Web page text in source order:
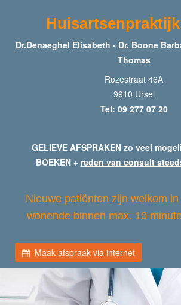
Dr.Denaeghel Elisabeth - Dr. Boone
Thomas
Rozestraat 46A
9910 Ursel
Tel: 09 277 07 20
GELIEVE AFSPRAKEN zo veel
BOEKEN + reden van consult
Nieuwe patiënten zijn welkom
wonende binnen max. 10
Maak afspraak via internet